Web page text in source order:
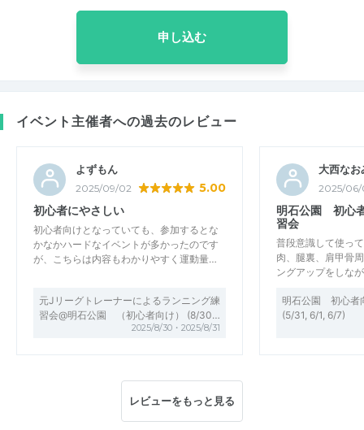
申し込む
イベント主催者への過去のレビュー
よずもん
2025/09/02 5.00
初心者にやさしい
初心者向けとなっていても、参加するとな
かなかハードなイベントが多かったのです
が、こちらは内容もわかりやすく運動量…
元Jリーグトレーナーによるランニング練
習会@明石公園 （初心者向け） (8/30…
2025/8/30・2025/8/31
大西なお
2025/
明石公園 初心
習会
普段意識して使っ
肉、腿裏、肩甲骨
ングアップをしな
明石公園 初心者
(5/31, 6/1, 6/7)
レビューをもっと見る